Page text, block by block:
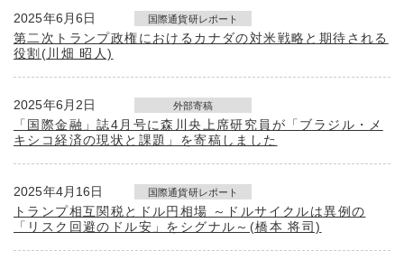
2025年6月6日 国際通貨研レポート
第二次トランプ政権におけるカナダの対米戦略と期待される
役割(川畑 昭人)
2025年6月2日 外部寄稿
「国際金融」誌4月号に森川央上席研究員が「ブラジル・メ
キシコ経済の現状と課題」を寄稿しました
2025年4月16日 国際通貨研レポート
トランプ相互関税とドル円相場 ～ドルサイクルは異例の
「リスク回避のドル安」をシグナル～(橋本 将司)